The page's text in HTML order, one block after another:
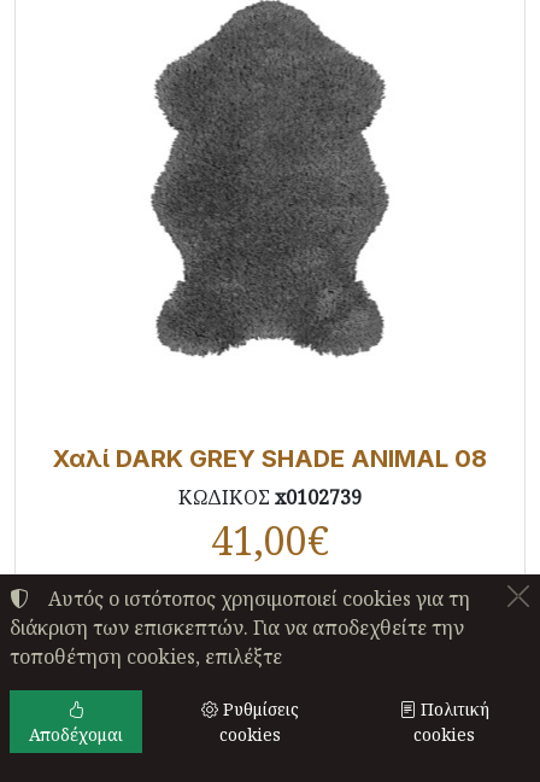
Χαλί DARK GREY SHADE ANIMAL 08
ΚΩΔΙΚΟΣ x0102739
41,00€
Αγορά
Αυτός ο ιστότοπος χρησιμοποιεί cookies για τη
διάκριση των επισκεπτών. Για να αποδεχθείτε την
τοποθέτηση cookies, επιλέξτε
Αποδέχομαι
Ρυθμίσεις
cookies
Πολιτική
cookies